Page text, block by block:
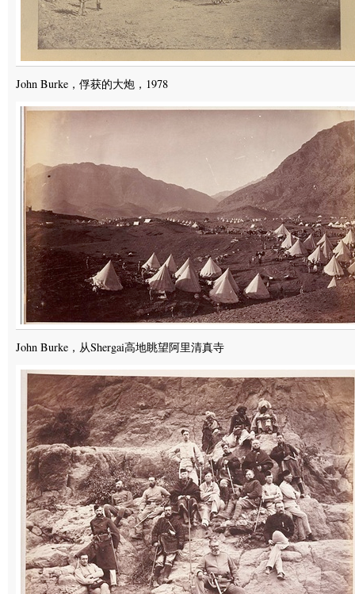
John Burke，俘获的大炮，1978
John Burke，从Shergai高地眺望阿里清真寺